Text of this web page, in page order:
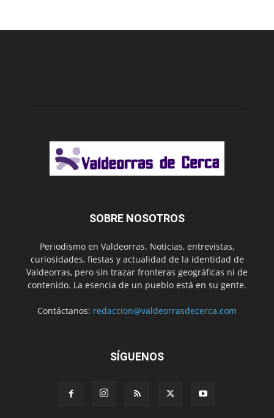
SOBRE NOSOTROS
Periodismo en Valdeorras. Noticias, entrevistas,
curiosidades, fiestas y actualidad de la identidad de
Valdeorras, pero sin trazar fronteras geográficas ni de
contenido. La esencia de un pueblo está en su gente.
Contáctanos: redaccion@valdeorrasdecerca.com
SÍGUENOS